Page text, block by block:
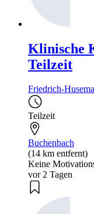
Klinische
Teilzeit
Friedrich-
Teilzeit
Buchenbach
(14 km entfernt)
Keine
vor 2 Tagen